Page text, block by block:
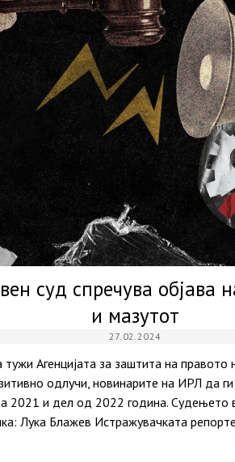
суд спречува објава
и мазутот
27.02.2024
тужи Агенцијата за заштита на
одлучи, новинарите на ИРЛ да
2021 и дел од 2022 година.
Лука Блажев Истражувачката